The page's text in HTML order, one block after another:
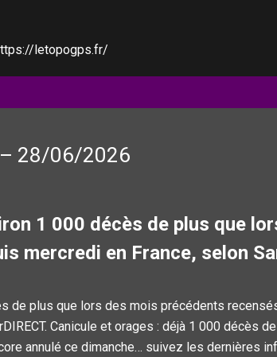
letopogps.fr/
– 28/06/2026
1 000 décès de plus que
mercredi en France, selon
de plus que lors des mois précédents
Canicule et orages : déjà 1 000 décès
annulé ce dimanche… suivez les dernières